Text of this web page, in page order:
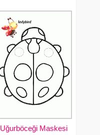
Uğurböceği Maskesi